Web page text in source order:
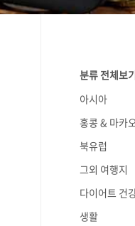
분류 전체보
아시아
홍콩 & 마카
북유럽
그외 여행지
다이어트 건
생활